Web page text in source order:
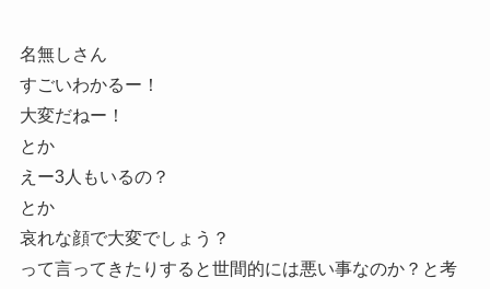
名無しさん
すごいわかるー！
大変だねー！
とか
えー3人もいるの？
とか
哀れな顔で大変でしょう？
って言ってきたりすると世間的には悪い事なのか？と考